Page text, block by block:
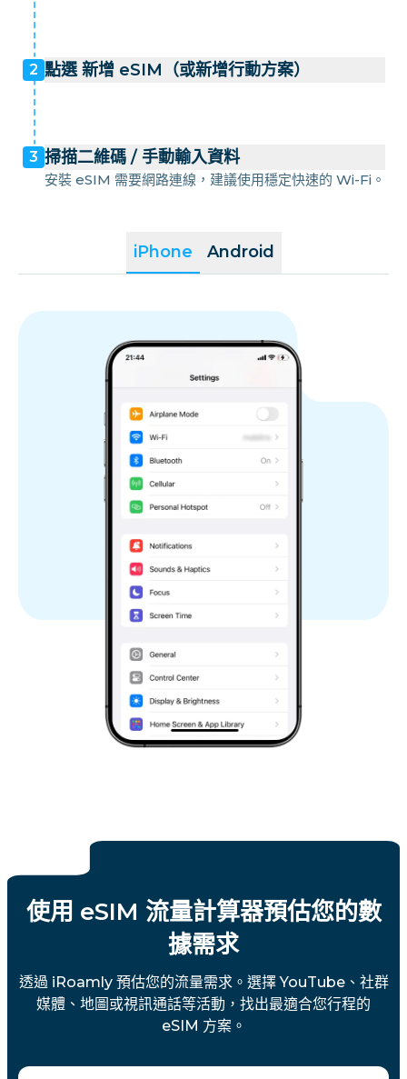
iPhone Android
2 點選 新增 eSIM（或新增行動方案）
3 掃描二維碼 / 手動輸入資料
安裝 eSIM 需要網路連線，建議使用穩定快速的 Wi-Fi。
使用 eSIM 流量計算器預估您的數
據需求
透過 iRoamly 預估您的流量需求。選擇 YouTube、社群
媒體、地圖或視訊通話等活動，找出最適合您行程的
eSIM 方案。